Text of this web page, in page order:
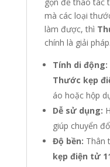
mà các loại
làm được, thì
chính là giải pháp.
Tính di động:
Thước kẹp
áo hoặc hộp
Dễ sử dụng:
giúp chuyển
Độ bền: Thân
kẹp điện tử